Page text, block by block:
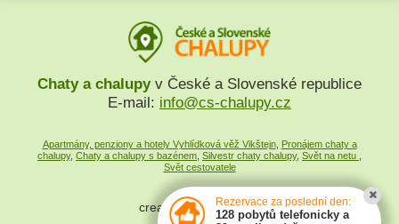
Chaty a chalupyv České a Slovenské republice
E-mail: info@cs-chalupy.cz
Apartmány, penziony a hotely Vyhlídková věž Vikštejn, Pronájem chaty a
chalupy, Chaty a chalupy s bazénem Silvestr chaty chalupy, Svět na netu
Svět cestovatele
created bySYMPACT
Rezervace za poslední den:
128 pobytů telefonicky a